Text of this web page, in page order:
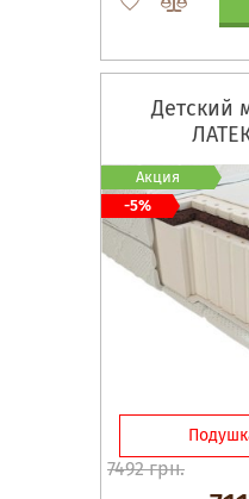
Детский
7492 грн.
Акция
-5%